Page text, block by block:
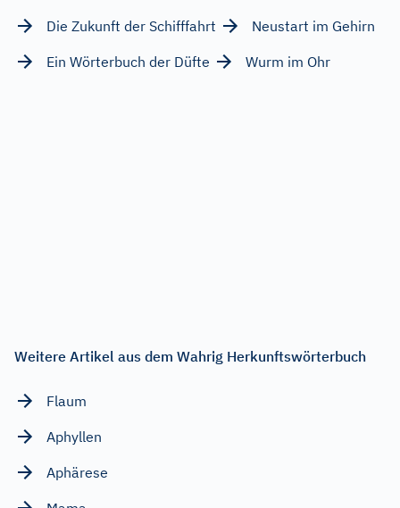
Die Zukunft der Schifffahrt
Neustart im Gehirn
Ein Wörterbuch der Düfte
Wurm im Ohr
Weitere Artikel aus dem Wahrig Herkunftswörterbuch
Flaum
Aphyllen
Aphärese